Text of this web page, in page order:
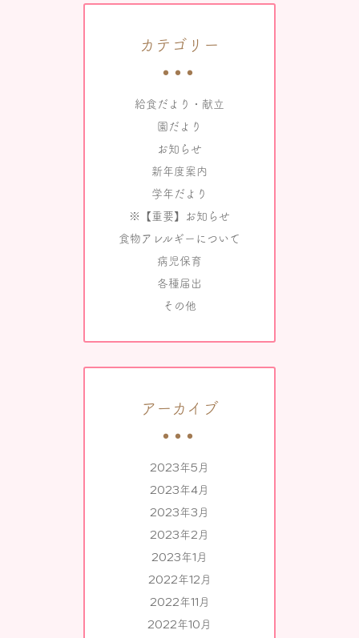
カテゴリー
給食だより・献立
園だより
お知らせ
新年度案内
学年だより
※【重要】お知らせ
食物アレルギーについて
病児保育
各種届出
その他
アーカイブ
2023年5月
2023年4月
2023年3月
2023年2月
2023年1月
2022年12月
2022年11月
2022年10月